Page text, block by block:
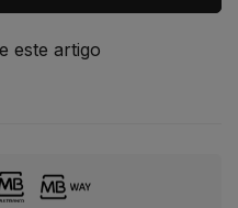
este artigo